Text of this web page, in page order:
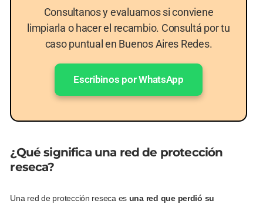
Consultanos y evaluamos si conviene
limpiarla o hacer el recambio. Consultá por tu
caso puntual en Buenos Aires Redes.
Escribinos por WhatsApp
¿Qué significa una red de protección
reseca?
Una red de protección reseca es una red que perdió su